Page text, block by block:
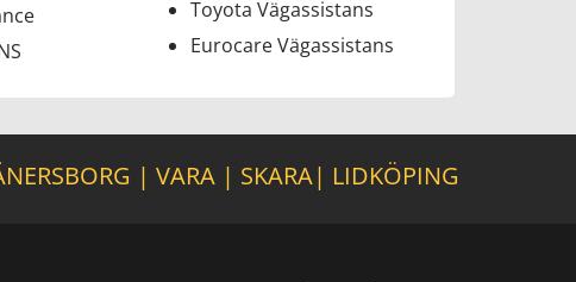
Toyota Vägassistans
Eurocare Vägassistans
| VARA | SKARA| LIDKÖPING